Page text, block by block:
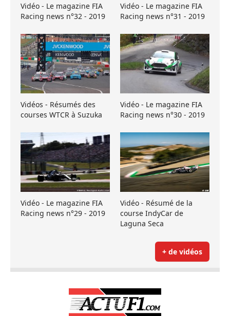
Vidéo - Le magazine FIA
Racing news n°32 - 2019
Vidéo - Le magazine FIA
Racing news n°31 - 2019
Vidéos - Résumés des
courses WTCR à Suzuka
Vidéo - Le magazine FIA
Racing news n°30 - 2019
Vidéo - Le magazine FIA
Racing news n°29 - 2019
Vidéo - Résumé de la
course IndyCar de
Laguna Seca
+ de vidéos